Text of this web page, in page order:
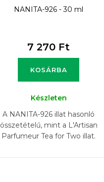
NANITA-926 - 30 ml
7 270 Ft
KOSÁRBA
Készleten
A NANITA-926 illat hasonló
összetételű, mint a L'Artisan
Parfumeur Tea for Two illat.